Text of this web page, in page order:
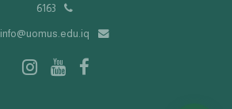
info@uomus.edu.iq